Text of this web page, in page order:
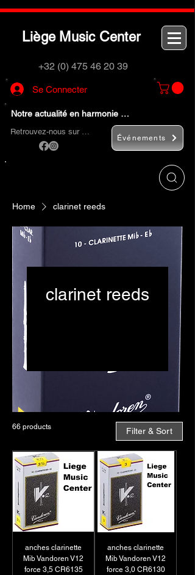
Liège M usic Center
+32 (0) 475 46 20 39
Se Connecter
Notre actualité en harmonie …
Retrouvez-nous sur …
Événements
Home clarinet reeds
clarinet reeds
marques réputées comme
Vandoren, Rico et Rigotti,
disponibles en Sib et Mib.
Les anches Vandoren,
connues pour leur qualité
sonore exceptionnelle,
offrent une réponse
rapide et une richesse
tonale appréciée tant par
les débutants que par les
professionnels. Les
elles, sont idéales pour
ceux qui recherchent un
66 products Filter & Sort
anches clarinette
Mib Vandoren V12
force 3,5 CR6135
anches clarinette
Mib Vandoren V12
force 3,0 CR6130